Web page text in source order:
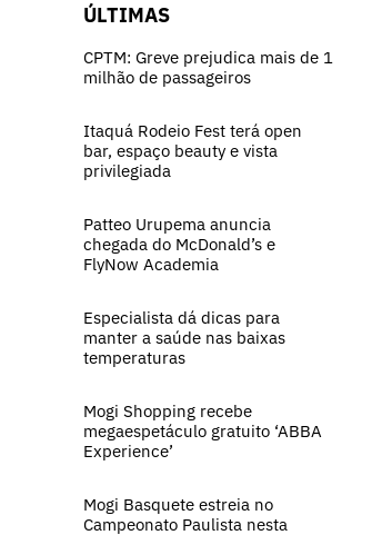
ÚLTIMAS
CPTM: Greve prejudica mais de 1
milhão de passageiros
Itaquá Rodeio Fest terá open
bar, espaço beauty e vista
privilegiada
Patteo Urupema anuncia
chegada do McDonald’s e
FlyNow Academia
Especialista dá dicas para
manter a saúde nas baixas
temperaturas
Mogi Shopping recebe
megaespetáculo gratuito ‘ABBA
Experience’
Mogi Basquete estreia no
Campeonato Paulista nesta